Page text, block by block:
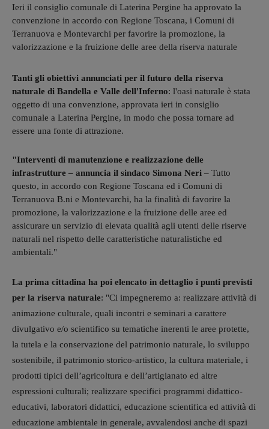
Ieri il consiglio comunale di Laterina Pergine ha approvato la
convenzione in accordo con Regione Toscana, i Comuni di
Terranuova e Montevarchi per favorire la promozione, la
valorizzazione e la fruizione delle aree della riserva naturale
Tanti gli obiettivi annunciati per il futuro della riserva
naturale di Bandella e Valle dell'Inferno: l'oasi naturale è stata
oggetto di una convenzione, approvata ieri in consiglio
comunale a Laterina Pergine, in modo che possa tornare ad
essere una fonte di attrazione.
"Interventi di manutenzione e realizzazione delle
infrastrutture – annuncia il sindaco Simona Neri – Tutto
questo, in accordo con Regione Toscana ed i Comuni di
Terranuova B.ni e Montevarchi, ha la finalità di favorire la
promozione, la valorizzazione e la fruizione delle aree ed
assicurare un servizio di elevata qualità agli utenti delle riserve
naturali nel rispetto delle caratteristiche naturalistiche ed
ambientali."
La prima cittadina ha poi elencato in dettaglio i punti previsti
per la riserva naturale: "Ci impegneremo a: realizzare attività di
animazione culturale, quali incontri e seminari a carattere
divulgativo e/o scientifico su tematiche inerenti le aree protette,
la tutela e la conservazione del patrimonio naturale, lo sviluppo
sostenibile, il patrimonio storico-artistico, la cultura materiale, i
prodotti tipici dell’agricoltura e dell’artigianato ed altre
espressioni culturali; realizzare specifici programmi didattico-
educativi, laboratori didattici, educazione scientifica ed attività di
educazione ambientale in generale, avvalendosi anche di spazi